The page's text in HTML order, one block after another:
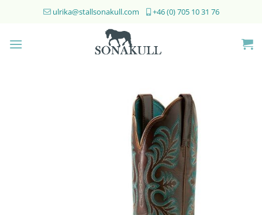
ulrika@stallsonakull.com +46 (0) 705 10 31 76